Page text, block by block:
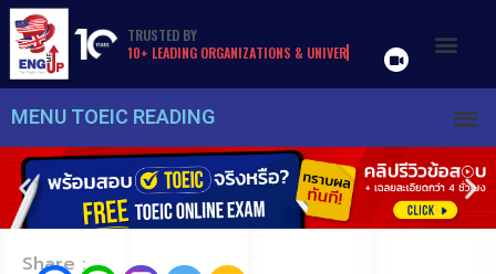
TRUSTED BY
10+LEADING ORGANIZATIONS & UNIVERS
IES
MENU TOEIC READING
Share :